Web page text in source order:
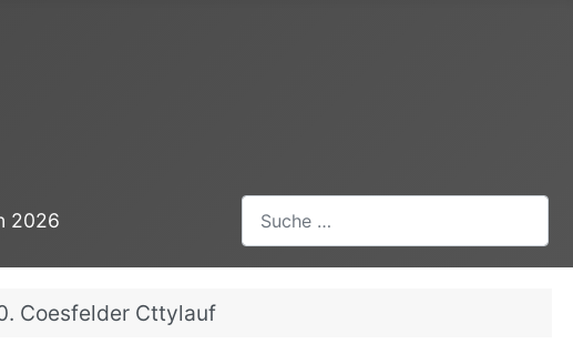
2026 Suchen
Coesfelder Cttylauf